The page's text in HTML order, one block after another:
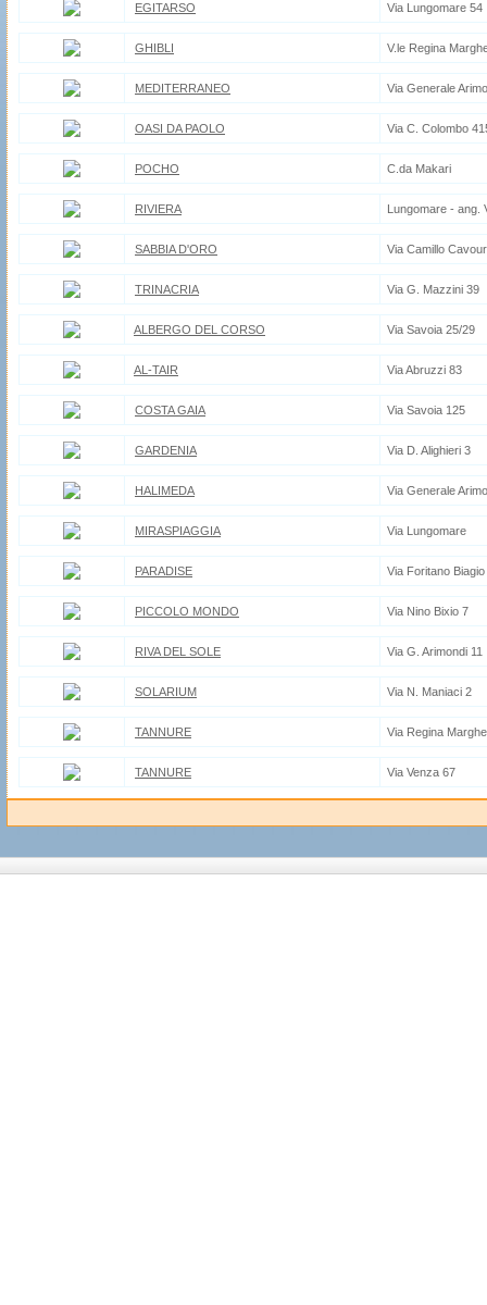
EGITARSO Via Lungomare 54
GHIBLI V.le Regina
MEDITERRANEO Via Generale
OASI DA PAOLO Via C. Colombo
POCHO C.da Makari
RIVIERA Lungomare - ang.
SABBIA D'ORO Via Camillo
TRINACRIA Via G. Mazzini 39
ALBERGO DEL CORSO Via Savoia 25/29
AL-TAIR Via Abruzzi 83
COSTA GAIA Via Savoia 125
GARDENIA Via D. Alighieri 3
HALIMEDA Via Generale
MIRASPIAGGIA Via Lungomare
PARADISE Via Foritano Biagio
PICCOLO MONDO Via Nino Bixio 7
RIVA DEL SOLE Via G. Arimondi 11
SOLARIUM Via N. Maniaci 2
TANNURE Via Regina
TANNURE Via Venza 67